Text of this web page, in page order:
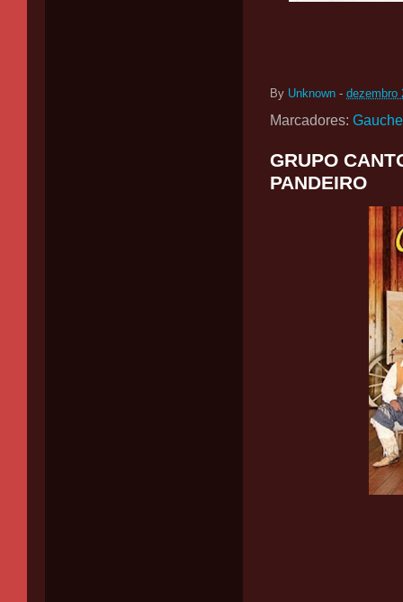
By Unknown - dezembro
Marcadores:
GRUPO
PANDEIRO